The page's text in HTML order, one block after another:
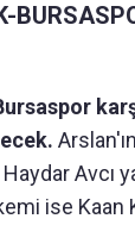
Haydar Avcı
ise Kaan